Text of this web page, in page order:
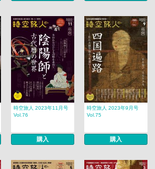
時空旅人 2023年11月号
Vol.76
購入
時空旅人 2023年9月号
Vol.75
購入